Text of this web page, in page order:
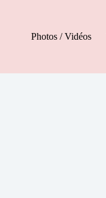
Photos / Vidéos